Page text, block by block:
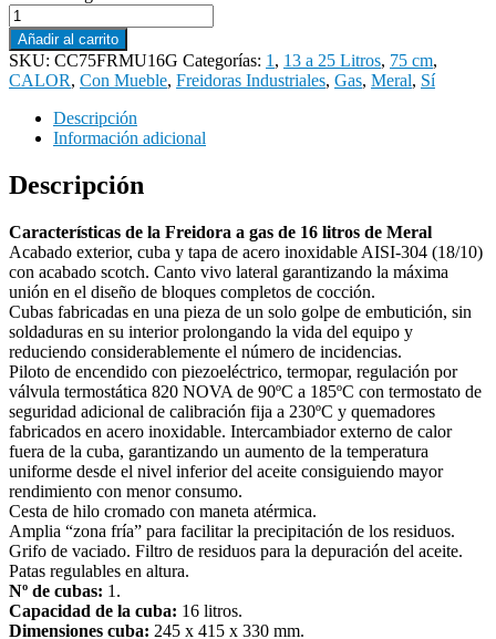
Añadir al carrito
SKU: CC75FRMU16G Categorías: 1 , 13 a 25 Litros, 75 cm,
CALOR, Con Mueble, Freidoras Industriales, Gas, Meral, Sí
Descripción
Información adicional
Descripción
Características de la Freidora a gas de 16 litros de Meral
Acabado exterior, cuba y tapa de acero inoxidable AISI-304 (18/10)
con acabado scotch. Canto vivo lateral garantizando la máxima
unión en el diseño de bloques completos de cocción.
Cubas fabricadas en una pieza de un solo golpe de embutición, sin
soldaduras en su interior prolongando la vida del equipo y
reduciendo considerablemente el número de incidencias.
Piloto de encendido con piezoeléctrico, termopar, regulación por
válvula termostática 820 NOVA de 90ºC a 185ºC con termostato de
seguridad adicional de calibración fija a 230ºC y quemadores
fabricados en acero inoxidable. Intercambiador externo de calor
fuera de la cuba, garantizando un aumento de la temperatura
uniforme desde el nivel inferior del aceite consiguiendo mayor
rendimiento con menor consumo.
Cesta de hilo cromado con maneta atérmica.
Amplia “zona fría” para facilitar la precipitación de los residuos.
Grifo de vaciado. Filtro de residuos para la depuración del aceite.
Patas regulables en altura.
Nº de cubas: 1.
Capacidad de la cuba: 16 litros.
Dimensiones cuba: 245 x 415 x 330 mm.